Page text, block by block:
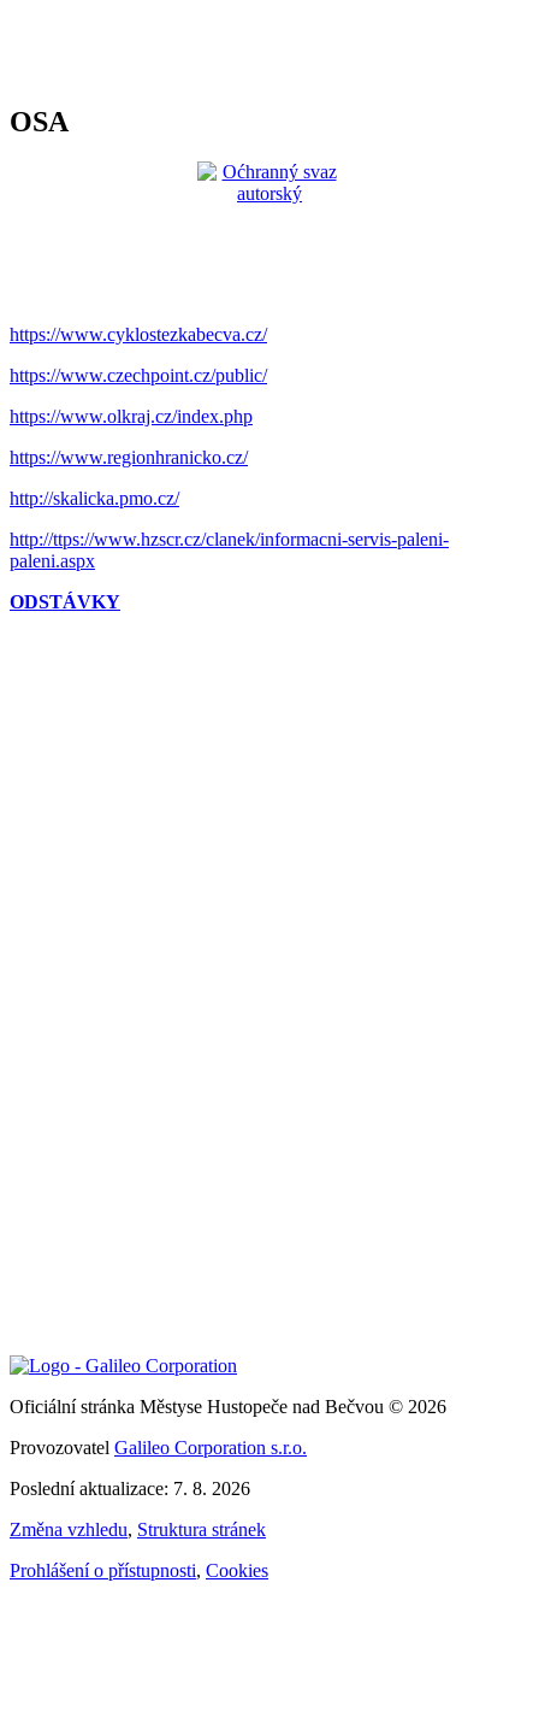
OSA
https://www.cyklostezkabecva.cz/
https://www.czechpoint.cz/public/
https://www.olkraj.cz/index.php
https://www.regionhranicko.cz/
http://skalicka.pmo.cz/
http://ttps://www.hzscr.cz/clanek/informacni-servis-paleni-
paleni.aspx
ODSTÁVKY
Oficiální stránka Městyse Hustopeče nad Bečvou © 2026
Provozovatel Galileo Corporation s.r.o.
Poslední aktualizace: 7. 8. 2026
Změna vzhledu, Struktura stránek
Prohlášení o přístupnosti, Cookies